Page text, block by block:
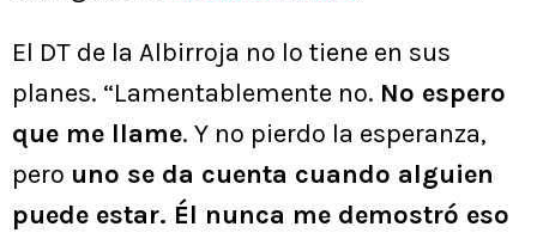
El DT de la Albirroja no lo tiene en sus
planes. “Lamentablemente no. No espero
que me llame. Y no pierdo la esperanza,
pero uno se da cuenta cuando alguien
puede estar. Él nunca me demostró eso